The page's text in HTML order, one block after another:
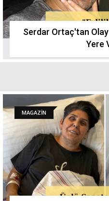
Serdar Ortaç'tan
Yere
MAGAZİN